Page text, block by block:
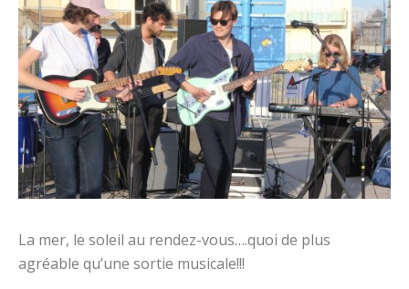
La mer, le soleil au rendez-vous….quoi de plus
agréable qu’une sortie musicale!!!